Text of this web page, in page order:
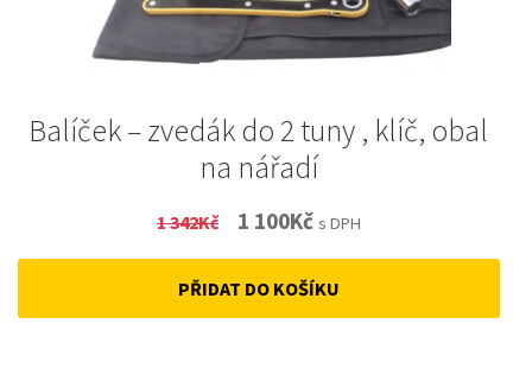
Balíček – zvedák do 2 tuny , klíč, obal
na nářadí
1 342Kč
Original
price
was:
1 100KčCurrent
price
is:
s DPH
PŘIDAT DO KOŠÍKU